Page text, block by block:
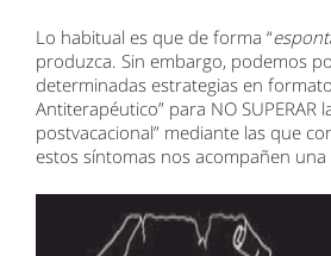
Lo habitual es que de forma “
produzca. Sin embargo, podemos
determinadas estrategias en
Antiterapéutico” para NO SUPERAR
postvacacional” mediante las que
estos síntomas nos acompañen